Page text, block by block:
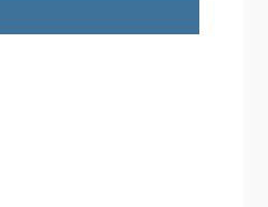
adquiridas en un año